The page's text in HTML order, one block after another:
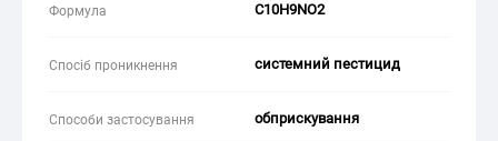
Формула C10H9NO2
Спосіб проникнення системний пестицид
Способи застосування обприскування